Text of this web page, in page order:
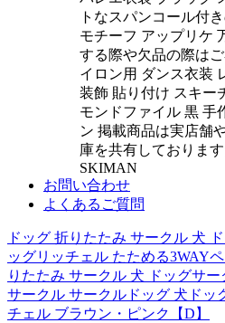
トなスパンコール付
モチーフ アップリケ
する際や欠品の際は
イロン用 ダンス衣装
装飾 貼り付け スキー
モンドファイル 黒 手
ン 掲載商品は実店舗
庫を共有しております
SKIMAN
お問い合わせ
よくあるご質問
ドッグ 折りたたみ サークル 犬
ッグリッチェル たためる3WAY
りたたみ サークル 犬 ドッグサ
サークル サークルドッグ 犬ドッ
チェル ブラウン・ピンク【D】